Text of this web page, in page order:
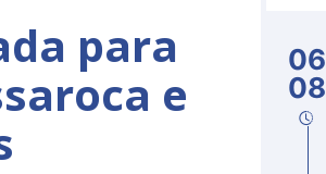
para
e
08